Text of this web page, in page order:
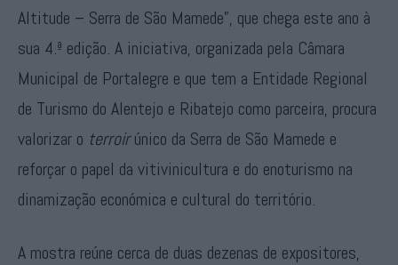
Altitude – Serra de São Mamede”, que chega este ano à
sua 4.ª edição. A iniciativa, organizada pela Câmara
Municipal de Portalegre e que tem a Entidade Regional
de Turismo do Alentejo e Ribatejo como parceira, procura
valorizar o terroirúnico da Serra de São Mamede e
reforçar o papel da vitivinicultura e do enoturismo na
dinamização económica e cultural do território.
A mostra reúne cerca de duas dezenas de expositores,